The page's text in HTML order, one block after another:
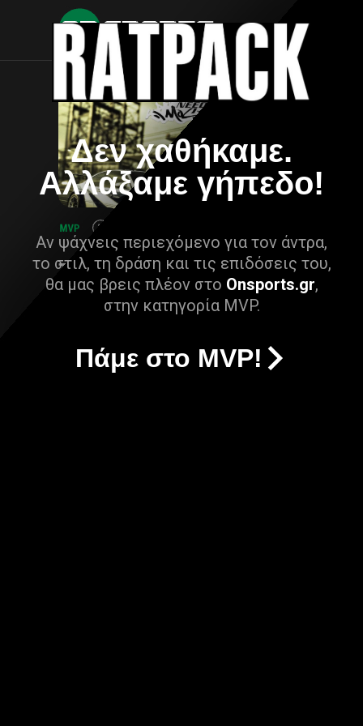
Δεν χαθήκαμε.
Αλλάξαμε γήπεδο!
Αν ψάχνεις περιεχόμενο για τον άντρα,
το στιλ, τη δράση και τις επιδόσεις του,
θα μας βρεις πλέον στο Onsports.gr,
στην κατηγορία MVP.
Πάμε στο MVP!